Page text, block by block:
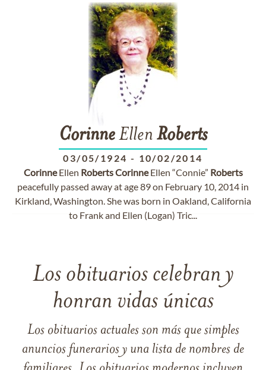
CorinneEllen Roberts
03/05/1924 - 10/02/2014
CorinneEllen RobertsCorinneEllen “Connie” Roberts
peacefully passed away at age 89 on February 10, 2014 in
Kirkland, Washington. She was born in Oakland, California
to Frank and Ellen (Logan) Tric...
Los obituarios celebran y
honran vidas únicas
Los obituarios actuales son más que simples
anuncios funerarios y una lista de nombres de